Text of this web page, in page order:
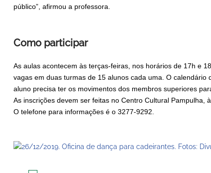
público”, afirmou a professora.
Como participar
As aulas acontecem às terças-feiras, nos horários de 17h e
vagas em duas turmas de 15 alunos cada uma. O
aluno precisa ter os movimentos dos membros superiores
As inscrições devem ser feitas no Centro Cultural Pampulha,
O telefone para informações é o 3277-9292.